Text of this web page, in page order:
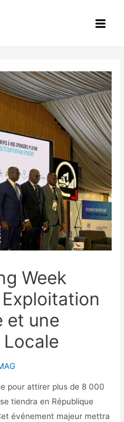
Week
et une
pour attirer plus de 8 000
tiendra en République
événement majeur mettra